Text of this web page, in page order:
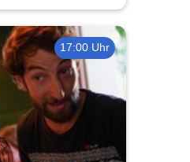
17:00 Uhr